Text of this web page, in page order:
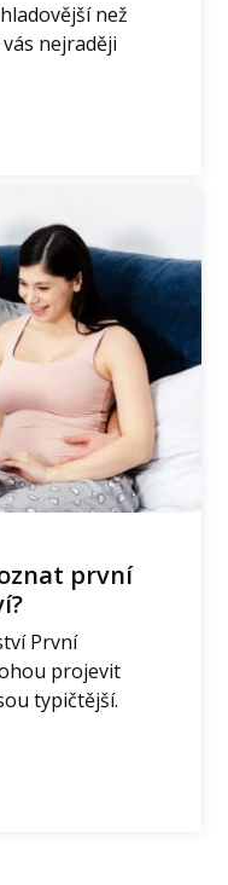
než
nejraději
první
První
projevit
typičtější.